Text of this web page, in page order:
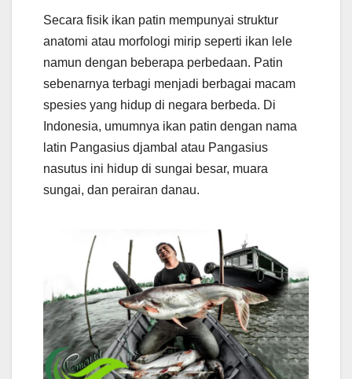
Secara fisik ikan patin mempunyai struktur
anatomi atau morfologi mirip seperti ikan lele
namun dengan beberapa perbedaan. Patin
sebenarnya terbagi menjadi berbagai macam
spesies yang hidup di negara berbeda. Di
Indonesia, umumnya ikan patin dengan nama
latin Pangasius djambal atau Pangasius
nasutus ini hidup di sungai besar, muara
sungai, dan perairan danau.